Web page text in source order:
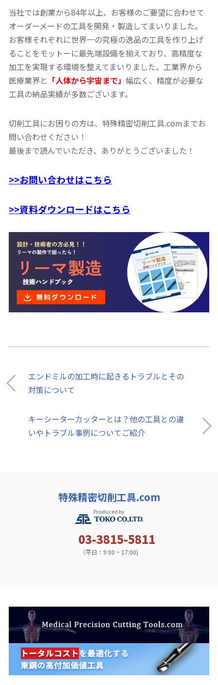
当社では創業から84年以上、お客様のご要望に合わせて
オーダーメードの工具を開発・製造してまいりました。
お客様それぞれに世界一の究極の逸品の工具を作り上げ
ることをモットーに最先端設備を揃えており、高精度な
加工を実現する環境を整えてまいりました。工業界から
医療業界と 「人体から宇宙まで」 幅広く、精度が必要な
工具の納品実績が多数ございます。
切削工具にお困りの方は、特殊精密切削工具.comまでお
問い合わせください！
最後まで読んでいただき、ありがとうございました！
>>お問い合わせはこちら
>>資料ダウンロードはこちら
エンドミルの加工時に起きるトラブルとその
対策について
キーシーターカッターとは？他の工具との違
いやトラブル事例についてご紹介
特殊精密切削工具.com
Produced by
03-3815-5811
（平日：9:00 ~ 17:00)